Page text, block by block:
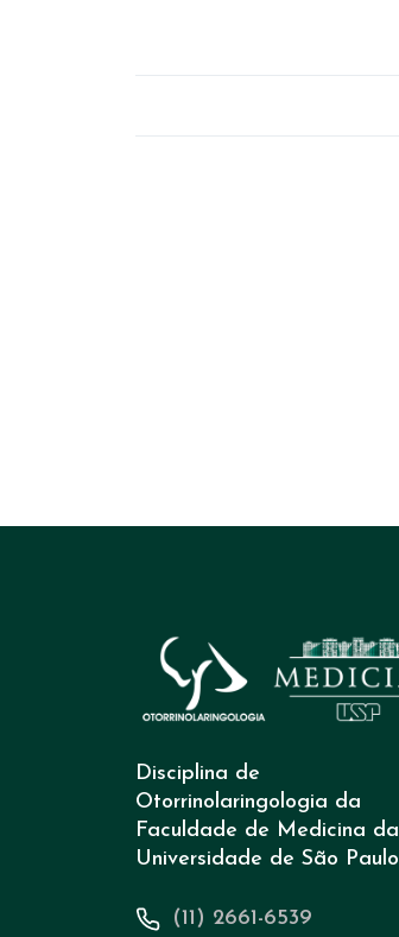
Disciplina de
Otorrinolaringologia da
Faculdade de Medicina da
Universidade de São Paulo
(11) 2661-6539